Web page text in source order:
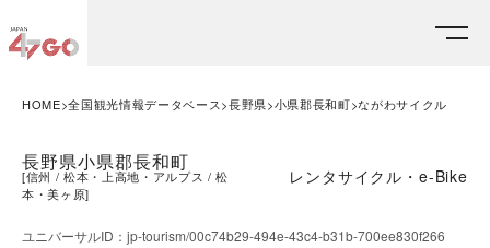
HOME 全国観光情報データベース 長野県 小県郡長和町 ながわサイクル
長野県小県郡長和町
[信州 松本・上高地・アルプス
松
本・美ヶ原]
レンタサイクル・e-Bike
ユニバーサルID ： jp-tourism/00c74b29-494e-43c4-b31b-700ee830f266